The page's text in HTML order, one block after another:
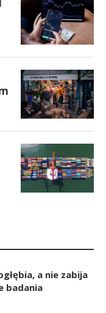
a nie zabija
badania